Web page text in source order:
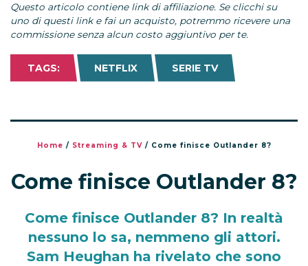
Questo articolo contiene link di affiliazione. Se clicchi su
uno di questi link e fai un acquisto, potremmo ricevere una
commissione senza alcun costo aggiuntivo per te.
TAGS: NETFLIX SERIE TV
Home / Streaming & TV/ Come finisce Outlander 8?
Come finisce Outlander 8?
Come finisce Outlander 8? In realtà
nessuno lo sa, nemmeno gli attori.
Sam Heughan ha rivelato che sono